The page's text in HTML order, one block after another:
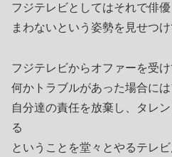
フジテレビとしてはそれで俳
まわないという姿勢を見せつけ
フジテレビからオファーを受け
何かトラブルがあった場合に
自分達の責任を放棄し、タレ
る
ということを堂々とやるテレビ